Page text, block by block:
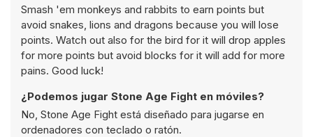
Smash 'em monkeys and rabbits to earn points but
avoid snakes, lions and dragons because you will lose
points. Watch out also for the bird for it will drop apples
for more points but avoid blocks for it will add for more
pains. Good luck!
¿Podemos jugar Stone Age Fight en móviles?
No, Stone Age Fight está diseñado para jugarse en
ordenadores con teclado o ratón.